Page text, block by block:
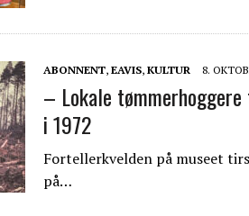
ABONNENT, EAVIS, KULTUR 8.
– Lokale
i 1972
Fortellerkvelden på museet
på…